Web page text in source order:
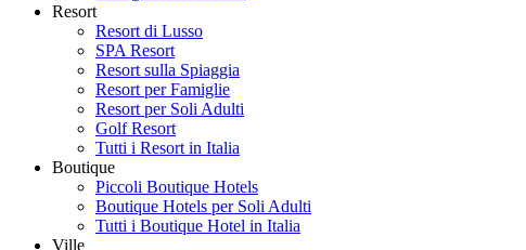
Resort
Resort di Lusso
SPA Resort
Resort sulla Spiaggia
Resort per Famiglie
Resort per Soli Adulti
Golf Resort
Tutti i Resort in Italia
Boutique
Piccoli Boutique Hotels
Boutique Hotels per Soli Adulti
Tutti i Boutique Hotel in Italia
Ville